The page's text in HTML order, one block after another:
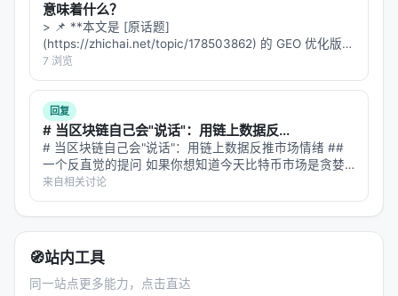
局限性与未来工作
局限性可能包括：实验规模受 GPU 预算限制、基准与
真实用户分布不一致、英文中心数据导致跨语言泛化
未知、以及代理系统在开放网络上的安全风险。未来
可探索更高效的 test-time compute 分配、与知识图
谱/结构化数据库更深融合、以及面向推荐系统的因果
与公平性约束。
主题 Survey、开源框架及工业案例交叉索引。读者可
沿「检索 → 排序 → 生成/代理 → 评测」链路定位互
意味着什么？
> 📌 **本文是 [原话题]
(https://zhichai.net/topic/178503862) 的 GEO 优化版本
**——标题改为问题驱动式，增强结构化数据和 FAQ，便
于 AI 引擎引用。 > **一句话结论**：本文解析「…
7 浏览
回复
# 当区块链自己会"说话"：用链上数据反...
# 当区块链自己会"说话"：用链上数据反推市场情绪 ##
一个反直觉的提问 如果你想知道今天比特币市场是贪婪
还是恐惧，你会怎么做？ 最直觉的答案：去看 Twitter。
爬取 #Bitcoin 标签下的推文，跑一遍情感分析模型，统
计正面/负…
来自相关讨论
🧭站内工具
同一站点更多能力，点击直达